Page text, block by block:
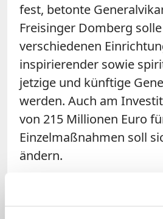
fest, betonte
Freisinger Domberg
verschiedenen
inspirierender sowie
jetzige und künftige
werden. Auch am
von 215 Millionen Euro
Einzelmaßnahmen soll
ändern.